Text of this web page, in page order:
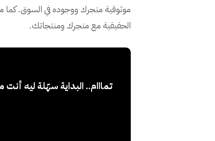
موثوقية متجرك ووجوده في السوق. كما
الحقيقية مع متجرك ومنتجاتك.
تمااام.. البداية سهّلة ليه